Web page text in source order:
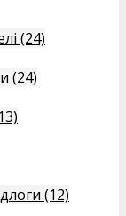
(24)
(24)
(12)